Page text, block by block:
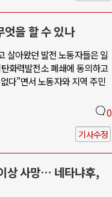
을 할 수 있나
살아왔던 발전 노동자들은 일
화력발전소 폐쇄에 동의하고
다”면서 노동자와 지역 주민
0
기사수정
상 사망… 네타냐후,